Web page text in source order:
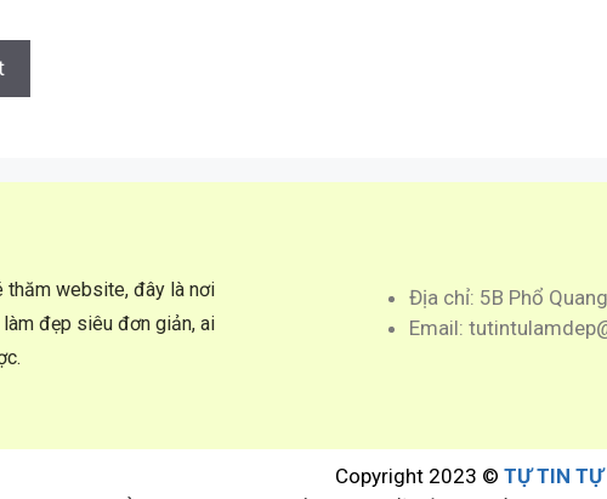
thăm website, đây là nơi
đẹp siêu đơn giản, ai
Địa chỉ: 5B Phổ
Email:
Copyright 2023 © TỰ TIN